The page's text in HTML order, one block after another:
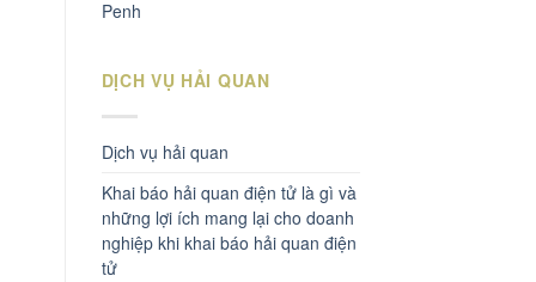
Penh
DỊCH VỤ HẢI QUAN
Dịch vụ hải quan
Khai báo hải quan điện tử là gì và
những lợi ích mang lại cho doanh
nghiệp khi khai báo hải quan điện
tử